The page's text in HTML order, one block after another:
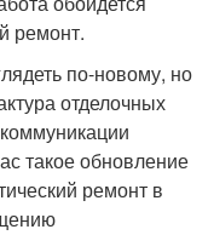
ремонт.
по-новому, но
отделочных
такое обновление
ремонт в